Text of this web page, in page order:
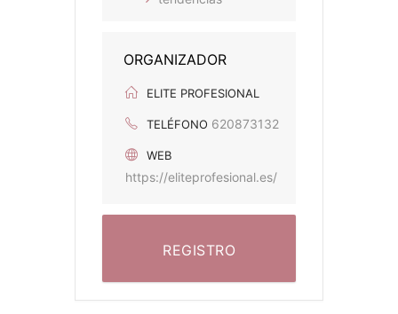
ORGANIZADOR
ELITE PROFESIONAL
TELÉFONO 620873132
WEB
https://eliteprofesional.es/
REGISTRO